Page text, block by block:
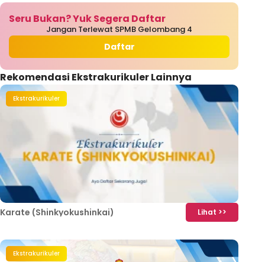
Seru Bukan? Yuk Segera Daftar
Jangan Terlewat SPMB Gelombang 4
Daftar
Rekomendasi Ekstrakurikuler Lainnya
Ekstrakurikuler
Karate (Shinkyokushinkai) Lihat >>
Ekstrakurikuler